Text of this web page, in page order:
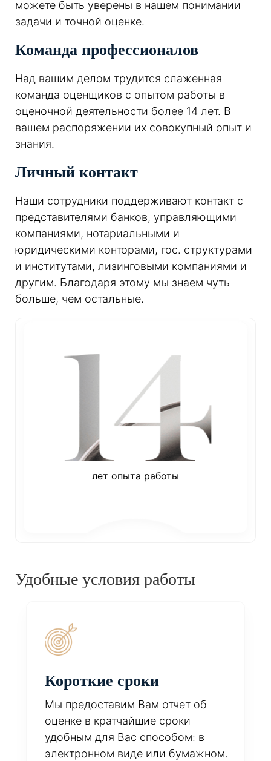
можете быть уверены в нашем понимании
задачи и точной оценке.
Команда профессионалов
Над вашим делом трудится слаженная
команда оценщиков с опытом работы в
оценочной деятельности более 14 лет. В
вашем распоряжении их совокупный опыт и
знания.
Личный контакт
Наши сотрудники поддерживают контакт с
представителями банков, управляющими
компаниями, нотариальными и
юридическими конторами, гос. структурами
и институтами, лизинговыми компаниями и
другим. Благодаря этому мы знаем чуть
больше, чем остальные.
лет опыта работы
Удобные условия работы
Короткие сроки
Мы предоставим Вам отчет об
оценке в кратчайшие сроки
удобным для Вас способом: в
электронном виде или бумажном.